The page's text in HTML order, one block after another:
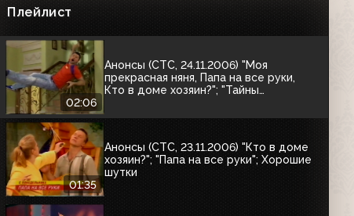
Плейлист
02:05
02:06
Анонсы (СТС, 24.11.2006) "Моя
прекрасная няня, Папа на все руки,
Кто в доме хозяин?"; "Тайны
01:35
Анонсы (СТС, 23.11.2006) "Кто в доме
хозяин?"; "Папа на все руки"; Хорошие
шутки